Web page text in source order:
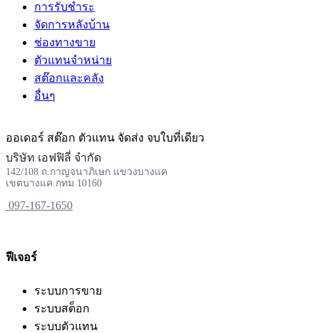
การรับชำระ
จัดการหลังบ้าน
ช่องทางขาย
ตัวแทนจำหน่าย
สต๊อกและคลัง
อื่นๆ
ออเดอร์ สต๊อก ตัวแทน จัดส่ง จบใบที่เดียว
บริษัท เอฟฟิลี่ จำกัด
142/108 ถ.กาญจนาภิเษก แขวงบางแค
เขตบางแค กทม 10160
097-167-1650
ฟีเจอร์
ระบบการขาย
ระบบสต็อก
ระบบตัวแทน